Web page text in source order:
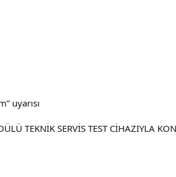
uyarısı
TEKNİK SERVİS TEST CİHAZIYLA